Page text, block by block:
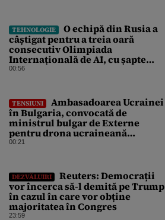
TEHNOLOGIE
O echipă din Rusia a
câștigat pentru a treia oară
consecutiv Olimpiada
Internațională de AI, cu șapte
medalii din aur și una de bronz
00:56
TENSIUNI
Ambasadoarea Ucrainei
în Bulgaria, convocată de
ministrul bulgar de Externe
pentru drona ucraineană
prăbușită în apropierea
00:21
DEZVĂLUIRI
Reuters: Democrații
vor încerca să-l demită pe Trump
în cazul în care vor obține
majoritatea în Congres
23:59